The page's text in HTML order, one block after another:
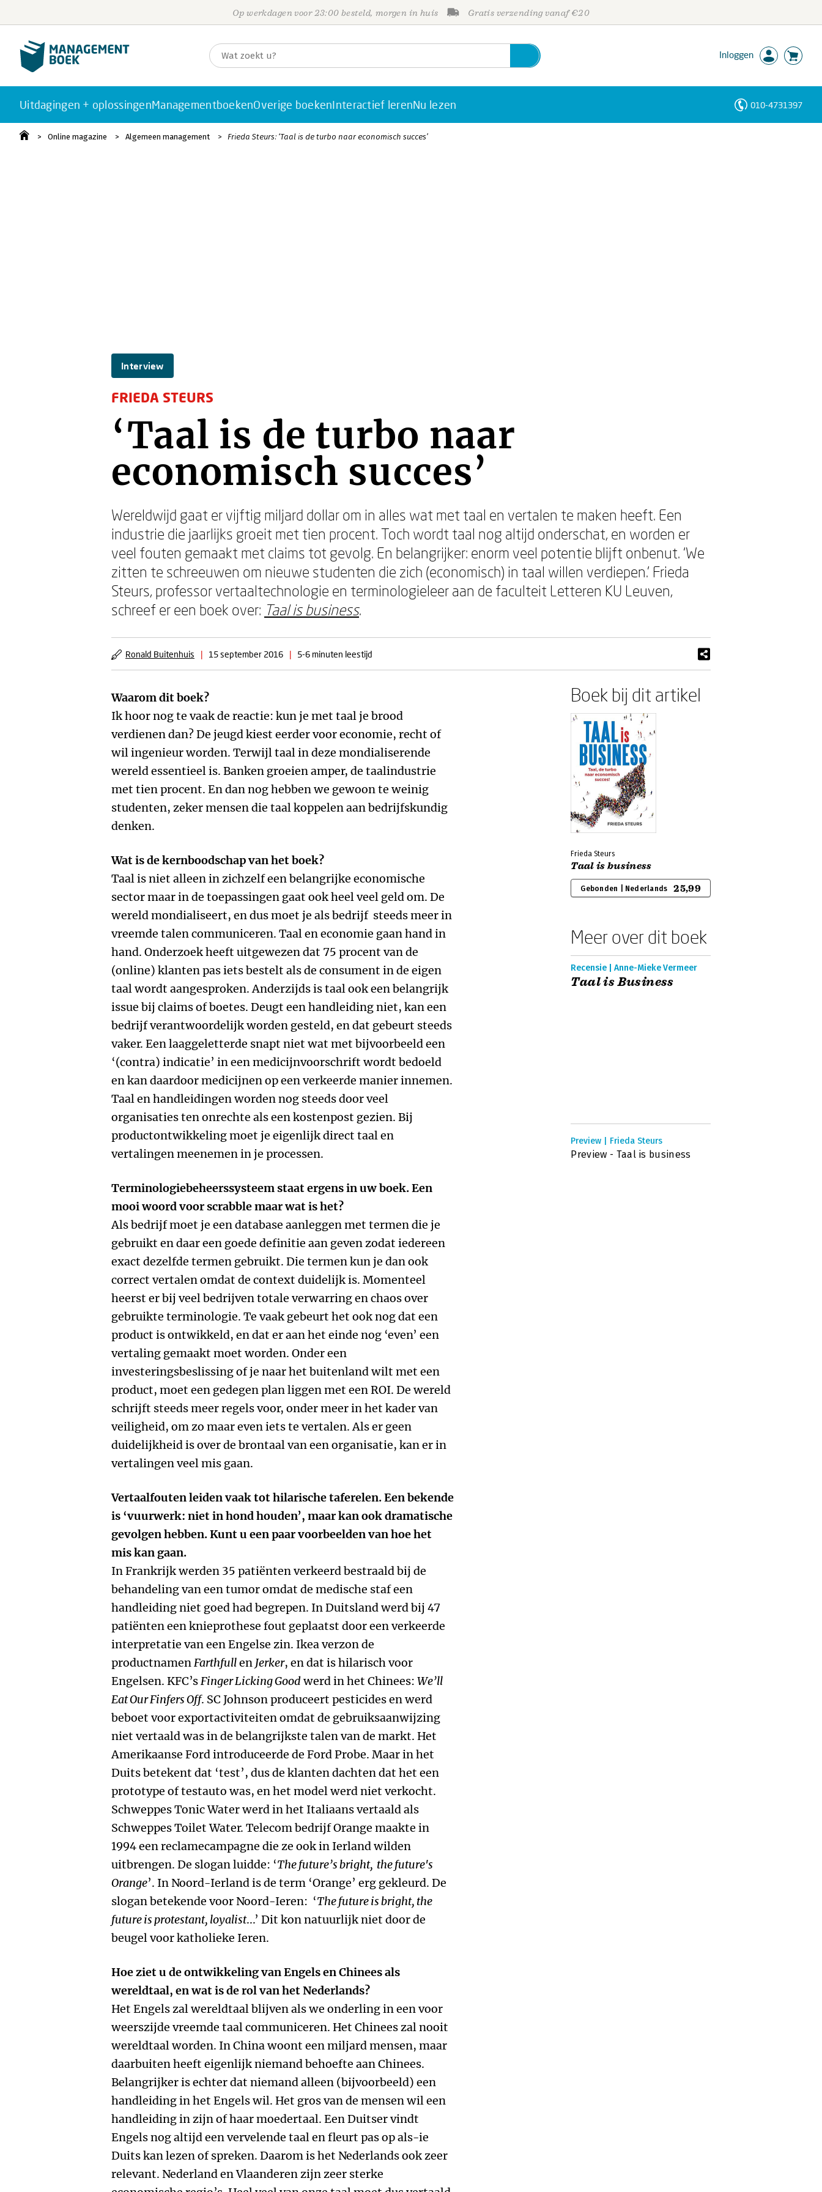
Op werkdagen voor 23:00 besteld, morgen in huis Gratis verzending vanaf €20
Inloggen
Uitdagingen + oplossingenManagementboekenOverige boekenInteractief lerenNu lezen 010-4731397
Online magazine Algemeen management Frieda Steurs: ‘Taal is de turbo naar economisch succes’
Interview
FRIEDA STEURS
‘Taal is de turbo naar
economisch succes’
Wereldwijd gaat er vijftig miljard dollar om in alles wat met taal en vertalen te maken heeft. Een
industrie die jaarlijks groeit met tien procent. Toch wordt taal nog altijd onderschat, en worden er
veel fouten gemaakt met claims tot gevolg. En belangrijker: enorm veel potentie blijft onbenut. ‘We
zitten te schreeuwen om nieuwe studenten die zich (economisch) in taal willen verdiepen.’ Frieda
Steurs, professor vertaaltechnologie en terminologieleer aan de faculteit Letteren KU Leuven,
schreef er een boek over: Taal is business.
Ronald Buitenhuis | 15 september 2016 | 5-6 minuten leestijd
Waarom dit boek?
Ik hoor nog te vaak de reactie: kun je met taal je brood
verdienen dan? De jeugd kiest eerder voor economie, recht of
wil ingenieur worden. Terwijl taal in deze mondialiserende
wereld essentieel is. Banken groeien amper, de taalindustrie
met tien procent. En dan nog hebben we gewoon te weinig
studenten, zeker mensen die taal koppelen aan bedrijfskundig
denken.
Wat is de kernboodschap van het boek?
Taal is niet alleen in zichzelf een belangrijke economische
sector maar in de toepassingen gaat ook heel veel geld om. De
wereld mondialiseert, en dus moet je als bedrijf steeds meer in
vreemde talen communiceren. Taal en economie gaan hand in
hand. Onderzoek heeft uitgewezen dat 75 procent van de
(online) klanten pas iets bestelt als de consument in de eigen
taal wordt aangesproken. Anderzijds is taal ook een belangrijk
issue bij claims of boetes. Deugt een handleiding niet, kan een
bedrijf verantwoordelijk worden gesteld, en dat gebeurt steeds
vaker. Een laaggeletterde snapt niet wat met bijvoorbeeld een
‘(contra) indicatie’ in een medicijnvoorschrift wordt bedoeld
en kan daardoor medicijnen op een verkeerde manier innemen.
Taal en handleidingen worden nog steeds door veel
organisaties ten onrechte als een kostenpost gezien. Bij
productontwikkeling moet je eigenlijk direct taal en
vertalingen meenemen in je processen.
Terminologiebeheerssysteem staat ergens in uw boek. Een
mooi woord voor scrabble maar wat is het?
Als bedrijf moet je een database aanleggen met termen die je
gebruikt en daar een goede definitie aan geven zodat iedereen
exact dezelfde termen gebruikt. Die termen kun je dan ook
correct vertalen omdat de context duidelijk is. Momenteel
heerst er bij veel bedrijven totale verwarring en chaos over
gebruikte terminologie. Te vaak gebeurt het ook nog dat een
product is ontwikkeld, en dat er aan het einde nog ‘even’ een
vertaling gemaakt moet worden. Onder een
investeringsbeslissing of je naar het buitenland wilt met een
product, moet een gedegen plan liggen met een ROI. De wereld
schrijft steeds meer regels voor, onder meer in het kader van
veiligheid, om zo maar even iets te vertalen. Als er geen
duidelijkheid is over de brontaal van een organisatie, kan er in
vertalingen veel mis gaan.
Vertaalfouten leiden vaak tot hilarische taferelen. Een bekende
is ‘vuurwerk: niet in hond houden’, maar kan ook dramatische
gevolgen hebben. Kunt u een paar voorbeelden van hoe het
mis kan gaan.
In Frankrijk werden 35 patiënten verkeerd bestraald bij de
behandeling van een tumor omdat de medische staf een
handleiding niet goed had begrepen. In Duitsland werd bij 47
patiënten een knieprothese fout geplaatst door een verkeerde
interpretatie van een Engelse zin. Ikea verzon de
productnamenFarthfullen Jerker, en dat is hilarisch voor
Engelsen. KFC’sFinger Licking Goodwerd in het Chinees: We’ll
Eat Our Finfers Off. SC Johnson produceert pesticides en werd
beboet voor exportactiviteiten omdat de gebruiksaanwijzing
niet vertaald was in de belangrijkste talen van de markt. Het
Amerikaanse Ford introduceerde de Ford Probe. Maar in het
Duits betekent dat ‘test’, dus de klanten dachten dat het een
prototype of testauto was, en het model werd niet verkocht.
Schweppes Tonic Water werd in het Italiaans vertaald als
Schweppes Toilet Water. Telecom bedrijf Orange maakte in
1994 een reclamecampagne die ze ook in Ierland wilden
uitbrengen. De slogan luidde: ‘The future’s bright, the future's
Orange’. In Noord-Ierland is de term ‘Orange’ erg gekleurd. De
slogan betekende voor Noord-Ieren: ‘The future is bright, the
future is protestant, loyalist...’ Dit kon natuurlijk niet door de
beugel voor katholieke Ieren.
Hoe ziet u de ontwikkeling van Engels en Chinees als
wereldtaal, en wat is de rol van het Nederlands?
Het Engels zal wereldtaal blijven als we onderling in een voor
weerszijde vreemde taal communiceren. Het Chinees zal nooit
wereldtaal worden. In China woont een miljard mensen, maar
daarbuiten heeft eigenlijk niemand behoefte aan Chinees.
Belangrijker is echter dat niemand alleen (bijvoorbeeld) een
handleiding in het Engels wil. Het gros van de mensen wil een
handleiding in zijn of haar moedertaal. Een Duitser vindt
Engels nog altijd een vervelende taal en fleurt pas op als-ie
Duits kan lezen of spreken. Daarom is het Nederlands ook zeer
relevant. Nederland en Vlaanderen zijn zeer sterke
Boek bij dit artikel
Frieda Steurs
Taal is business
Gebonden | Nederlands 25,99
Meer over dit boek
Recensie | Anne-Mieke Vermeer
Taal is Business
Preview | Frieda Steurs
Preview - Taal is business
Personen